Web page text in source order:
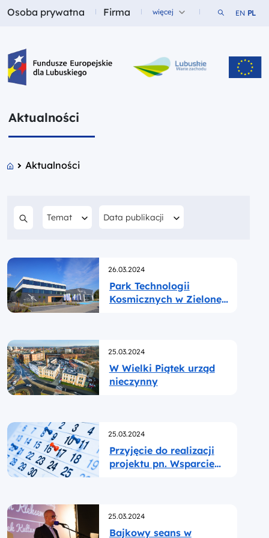
Fundusze dla
Osoba prywatna Fundusze dla
Firma więcej Szukaj w
EN PL
Fundusze Europejskie dla Lubuskiego
Aktualności
Aktualności
Filtruj według
Temat Filtruj według
Data publikacji
Opublikowano
26.03.2024
Park Technologii
Kosmicznych w Zielonej
Opublikowano
25.03.2024
W Wielki Piątek urząd
nieczynny
Opublikowano
25.03.2024
Przyjęcie do realizacji
projektu pn. Wsparcie
Fundusze Europejskie
dla Lubuskiego 2021–
Opublikowano
25.03.2024
Bajkowy seans w